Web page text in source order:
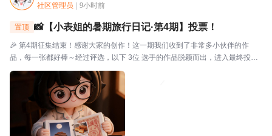
社区管理员 9小时前
置顶 📸【小表姐的暑期旅行日记·第4期】投票！
🎉 第4期征集结束！感谢大家的创作！这一期我们收到了非常多小伙伴的作
品，每一张都好棒～经过评选，以下 3位 选手的作品脱颖而出，进入最终投
票！🗳️ 入选作品🔴作品编号.01：【故宫月色·手帐拾光】创作者：帅羊帅提示
词/思路：小表姐穿着家居装，坐在在家中的书...